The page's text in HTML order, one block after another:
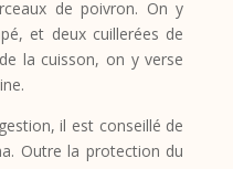
de poivron. On y
et deux cuillerées de
la cuisson, on y verse
il est conseillé de
Outre la protection du